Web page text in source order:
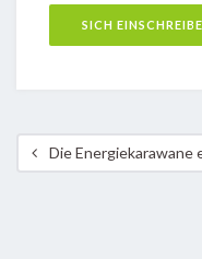
Die Energiekarawane erreicht Luxemburg – erste Ausgabe erfolgreich in Strassen